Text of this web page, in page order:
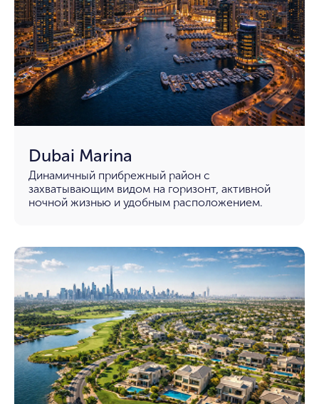
Dubai Marina
Динамичный прибрежный район с
захватывающим видом на горизонт, активной
ночной жизнью и удобным расположением.